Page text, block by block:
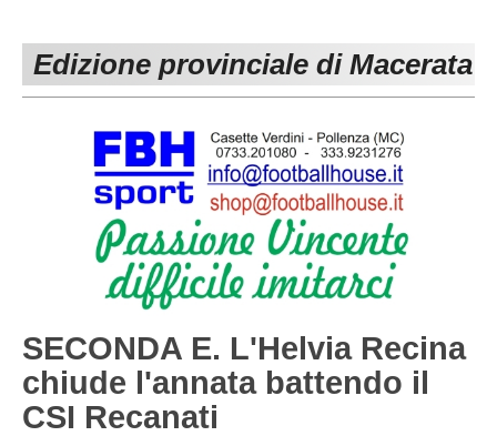
Carica la tua Rosa
1^ CATEGORIA
3^ CATEGORIA
GIOVANILI
Edizione provinciale di Macerata
SECONDA E. L'Helvia Recina
chiude l'annata battendo il
CSI Recanati